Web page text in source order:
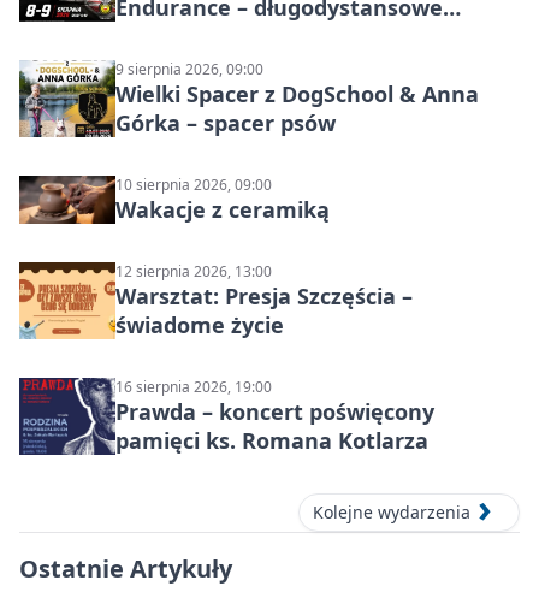
Endurance – długodystansowe
9 sierpnia 2026, 09:00
Wielki Spacer z DogSchool & Anna
Górka – spacer psów
10 sierpnia 2026, 09:00
Wakacje z ceramiką
12 sierpnia 2026, 13:00
Warsztat: Presja Szczęścia –
świadome życie
16 sierpnia 2026, 19:00
Prawda – koncert poświęcony
pamięci ks. Romana Kotlarza
Kolejne wydarzenia
Ostatnie Artykuły